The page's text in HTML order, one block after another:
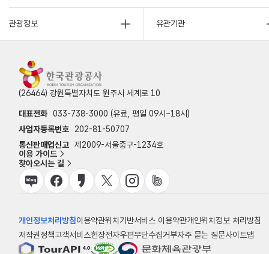
관광정보 유관기관
(26464) 강원특별자치도 원주시 세계로 10
대표전화 033-738-3000 (유료, 평일 09시~18시)
사업자등록번호
202-81-50707
통신판매업신고 제2009-서울중구-1234호
이용 가이드
찾아오시는 길
개인정보처리방침이용약관위치기반서비스 이용약관개인위치정보 처리방침
저작권정책고객서비스헌장전자우편무단수집거부자주 묻는 질문사이트맵